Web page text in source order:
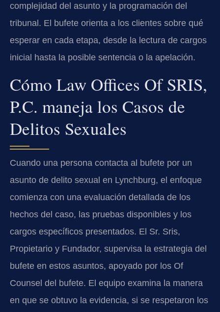
complejidad del asunto y la programación del
tribunal. El bufete orienta a los clientes sobre qué
esperar en cada etapa, desde la lectura de cargos
inicial hasta la posible sentencia o la apelación.
Cómo Law Offices Of SRIS,
P.C. maneja los Casos de
Delitos Sexuales
Cuando una persona contacta al bufete por un
asunto de delito sexual en Lynchburg, el enfoque
comienza con una evaluación detallada de los
hechos del caso, las pruebas disponibles y los
cargos específicos presentados. El Sr. Sris,
Propietario y Fundador, supervisa la estrategia del
bufete en estos asuntos, apoyado por los Of
Counsel del bufete. El equipo examina la manera
en que se obtuvo la evidencia, si se respetaron los